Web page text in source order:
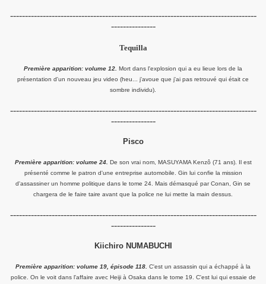
-----------------------------------------------------------------------------------
---------------
Tequilla
Première apparition: volume 12. Mort dans l'explosion qui a eu lieue lors de la
présentation d'un nouveau jeu video (heu... j'avoue que j'ai pas retrouvé qui était ce
sombre individu).
-----------------------------------------------------------------------------------
---------------
Pisco
Première apparition: volume 24. De son vrai nom, MASUYAMA Kenzô (71 ans). Il est
présenté comme le patron d'une entreprise automobile. Gin lui confie la mission
d'assassiner un homme politique dans le tome 24. Mais démasqué par Conan, Gin se
chargera de le faire taire avant que la police ne lui mette la main dessus.
-----------------------------------------------------------------------------------
---------------
Kiichiro NUMABUCHI
Première apparition: volume 19, épisode 118. C'est un assassin qui a échappé à la
police. On le voit dans l'affaire avec Heiji à Osaka dans le tome 19. C'est lui qui essaie de